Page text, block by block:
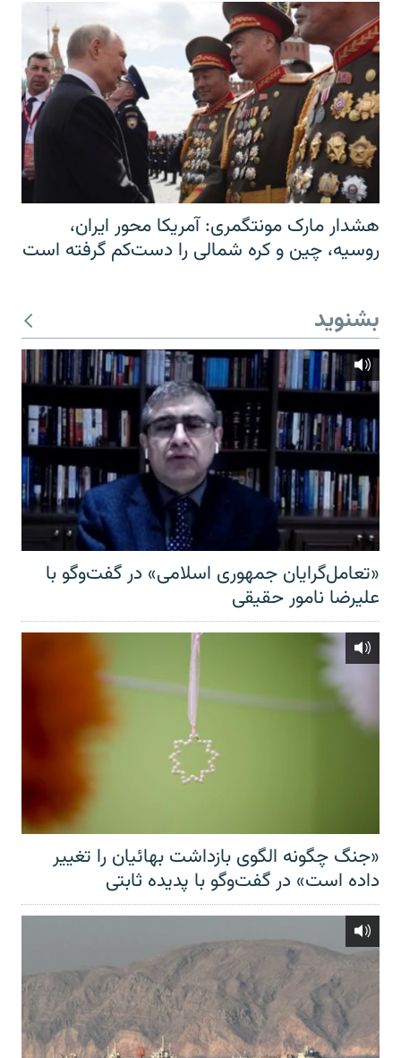
هشدار مارک مونتگمری: آمریکا محور ایران،
روسیه، چین و کره شمالی را دست‌کم گرفته است
بشنوید
«تعامل‌گرایان جمهوری اسلامی» در گفت‌وگو با
علیرضا نامور حقیقی
«جنگ چگونه الگوی بازداشت بهائیان را تغییر
داده است» در گفت‌وگو با پدیده ثابتی